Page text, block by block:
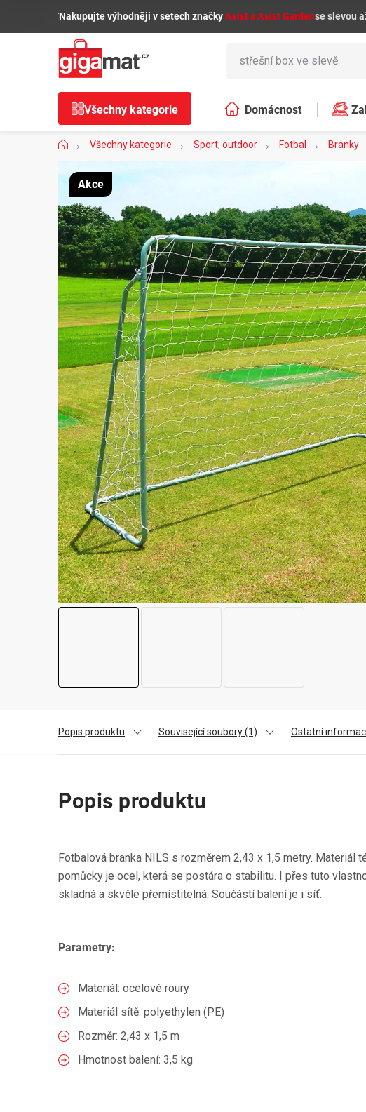
🌿Nakupujte výhodněji v setech značkyAsist a Asist Gardense slevou
Všechny kategorie Domácnost
DomůVšechny kategorie Sport, outdoor Fotbal Branky
Akce
Popis produktu Související soubory (1) Ostatní
Popis produktu
Fotbalová branka NILS s rozměrem 2,43 x 1,5 metry. Materiál
pomůcky je ocel, která se postára o stabilitu. I přes tuto
skladná a skvěle přemístitelná. Součástí balení je i síť.
Parametry:
Materiál: ocelové roury
Materiál sítě: polyethylen (PE)
Rozměr: 2,43 x 1,5 m
Hmotnost balení: 3,5 kg